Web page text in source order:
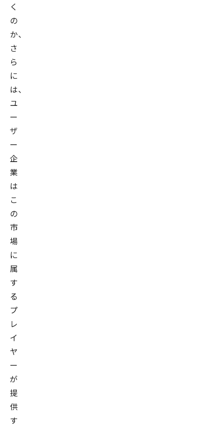
く
の
か、
さ
ら
に
は、
ユ
ー
ザ
ー
企
業
は
こ
の
市
場
に
属
す
る
プ
レ
イ
ヤ
ー
が
提
供
す